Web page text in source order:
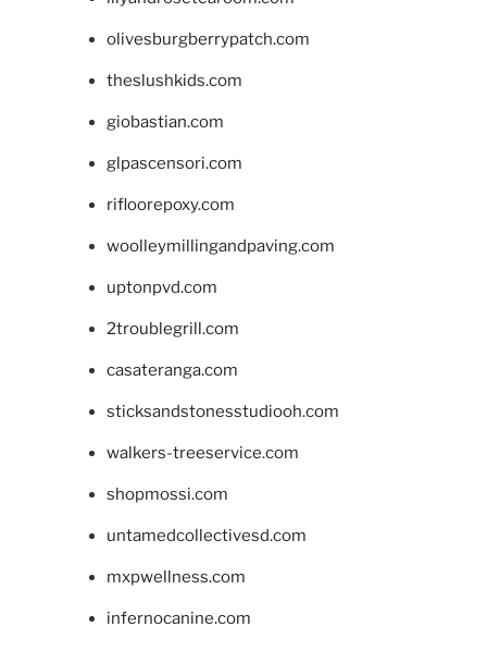
olivesburgberrypatch.com
theslushkids.com
giobastian.com
glpascensori.com
rifloorepoxy.com
woolleymillingandpaving.com
uptonpvd.com
2troublegrill.com
casateranga.com
sticksandstonesstudiooh.com
walkers-treeservice.com
shopmossi.com
untamedcollectivesd.com
mxpwellness.com
infernocanine.com